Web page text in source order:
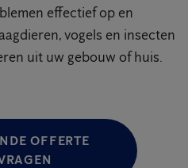
effectief op en
vogels en insecten
uit uw gebouw of huis.
OFFERTE